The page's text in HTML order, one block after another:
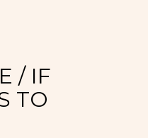
/ IF
TO